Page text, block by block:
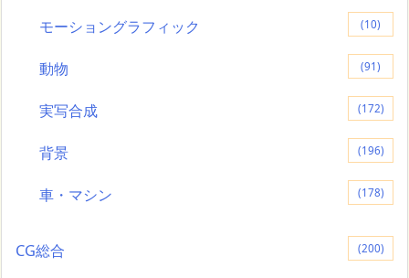
モーショングラフィック (10)
動物 (91)
実写合成 (172)
背景 (196)
車・マシン (178)
CG総合 (200)